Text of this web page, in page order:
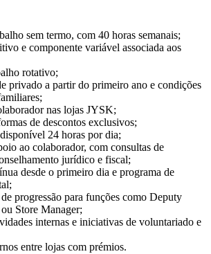
sem termo, com 40 horas semanais;
e componente variável associada aos
rotativo;
privado a partir do primeiro ano e condições
nas lojas JYSK;
de descontos exclusivos;
24 horas por dia;
ao colaborador, com consultas de
jurídico e fiscal;
desde o primeiro dia e programa de
progressão para funções como Deputy
Store Manager;
internas e iniciativas de voluntariado e
entre lojas com prémios.